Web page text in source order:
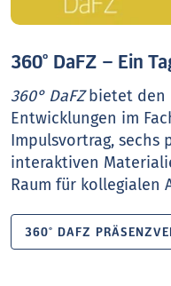
360° DaFZ – Ein
360° DaFZbietet den
Entwicklungen im
Impulsvortrag, sechs
interaktiven
Raum für kollegialen
360° DAFZ